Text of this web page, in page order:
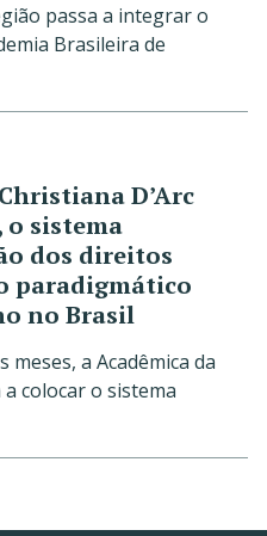
passa a integrar o
Brasileira de
D’Arc
o sistema
dos direitos
paradigmático
no Brasil
meses, a Acadêmica da
colocar o sistema